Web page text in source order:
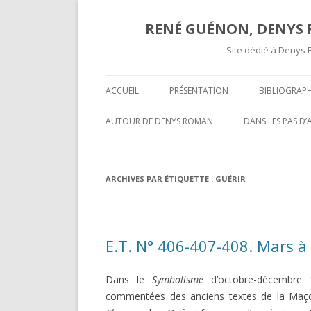
RENÉ GUÉNON,
Site dédié à
ACCUEIL PRÉSENTATION
TEXTES ET
AUTOUR DE DENYS ROMAN
OPÉRATIVITÉ ET MAÇONNERIE
DARKNESS VISIBLE PARTIE 2
DANS LES PAS
UNE
RENÉ GUÉNON
MULTITUDE ( II )
T-ON ?
ARCHIVES PAR ÉTIQUETTE : GUÉRIR
E.T. N° 406-407-408. Mars
Dans le Symbolismed’octobre-
commentées des anciens textes de la